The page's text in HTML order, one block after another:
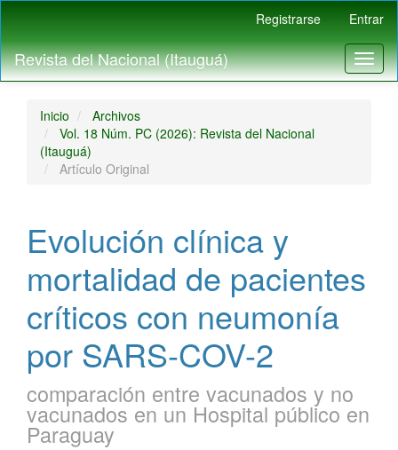
Contenido
principal
Barra
Registrarse Entrar
Revista del Nacional (Itauguá)
Inicio
Archivos
Vol. 18 Núm. PC (2026): Revista del Nacional
(Itauguá)
Artículo Original
Evolución clínica y
mortalidad de pacientes
críticos con neumonía
por SARS-COV-2
comparación entre vacunados y no
vacunados en un Hospital público en
Paraguay